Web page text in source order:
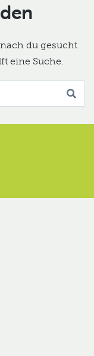
du gesucht
eine Suche.